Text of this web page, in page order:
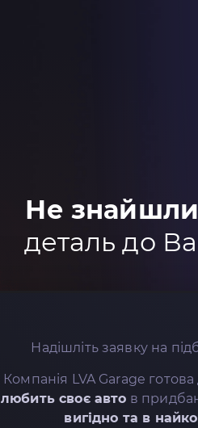
Не знайшли
деталь до
Надішліть заявку на
Компанія LVA Garage
любить своє авто в
вигідно та в